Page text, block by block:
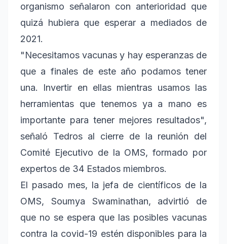
organismo señalaron con anterioridad que
quizá hubiera que esperar a mediados de
2021.
"Necesitamos vacunas y hay esperanzas de
que a finales de este año podamos tener
una. Invertir en ellas mientras usamos las
herramientas que tenemos ya a mano es
importante para tener mejores resultados",
señaló Tedros al cierre de la reunión del
Comité Ejecutivo de la OMS, formado por
expertos de 34 Estados miembros.
El pasado mes, la jefa de científicos de la
OMS, Soumya Swaminathan, advirtió de
que no se espera que las posibles vacunas
contra la covid-19 estén disponibles para la